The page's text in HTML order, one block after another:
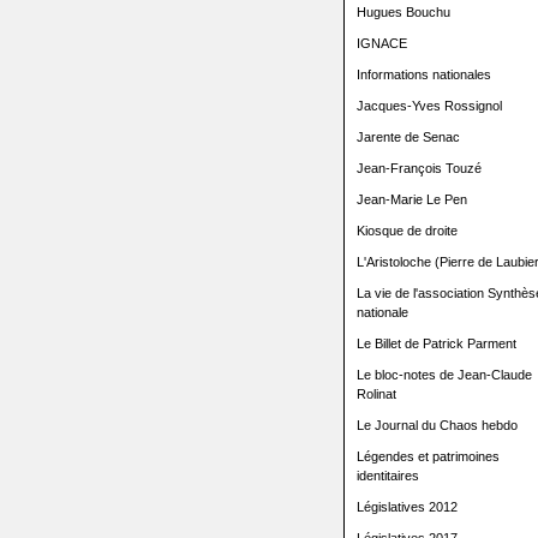
Hugues Bouchu
IGNACE
Informations nationales
Jacques-Yves Rossignol
Jarente de Senac
Jean-François Touzé
Jean-Marie Le Pen
Kiosque de droite
L'Aristoloche (Pierre de
La vie de l'association
nationale
Le Billet de Patrick Parment
Le bloc-notes de Jean-Claude
Rolinat
Le Journal du Chaos hebdo
Légendes et patrimoines
identitaires
Législatives 2012